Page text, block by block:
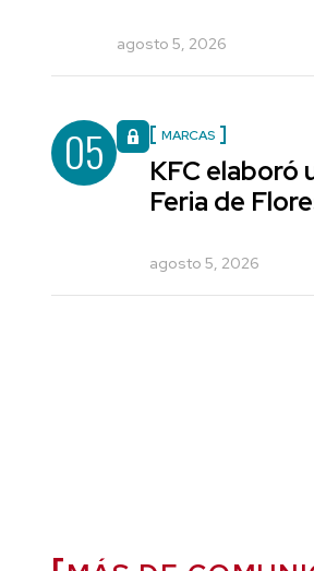
agosto 5, 2026
05 MARCAS
KFC elaboró
Feria de
agosto 5, 2026